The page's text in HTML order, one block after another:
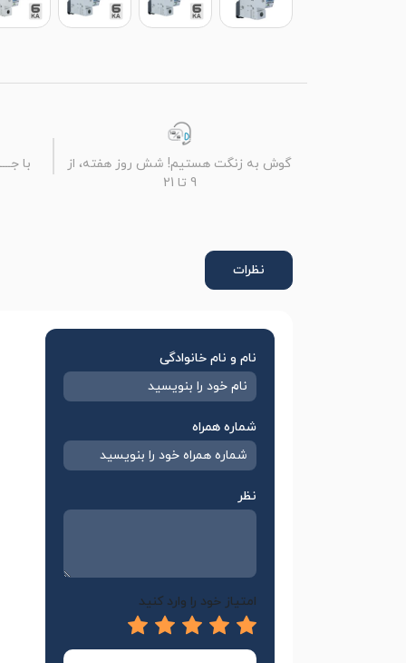
گوش به زنگت هستیم! شش روز هفته، از
9 تا 21
نظرات
نام و نام خانوادگی
شماره همراه
نظر
امتیاز خود را وارد کنید